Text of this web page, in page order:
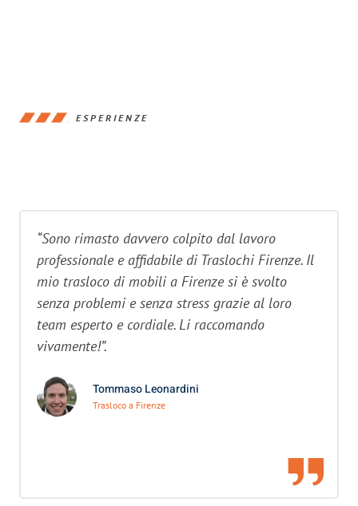
ESPERIENZE
“Sono rimasto davvero colpito dal lavoro
professionale e affidabile di Traslochi Firenze. Il
mio trasloco di mobili a Firenze si è svolto
senza problemi e senza stress grazie al loro
team esperto e cordiale. Li raccomando
vivamente!”.
Tommaso Leonardini
Trasloco a Firenze